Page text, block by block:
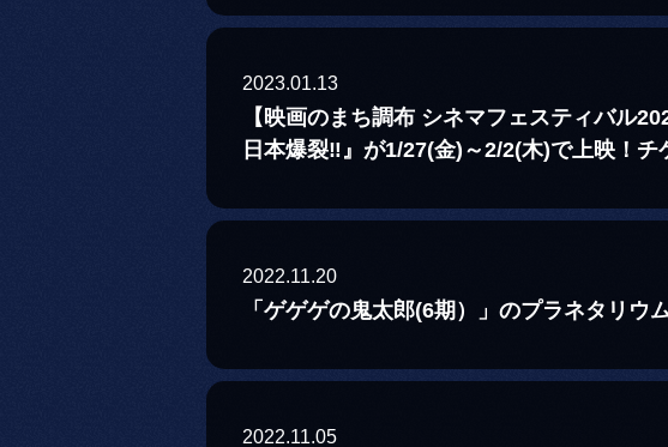
2023.01.13
【映画のまち調布 シネマフェスティバル
日本爆裂‼』が1/27(金)～2/2(木)で上映！
2022.11.20
「ゲゲゲの鬼太郎(6期）」のプラネタリウ
2022.11.05